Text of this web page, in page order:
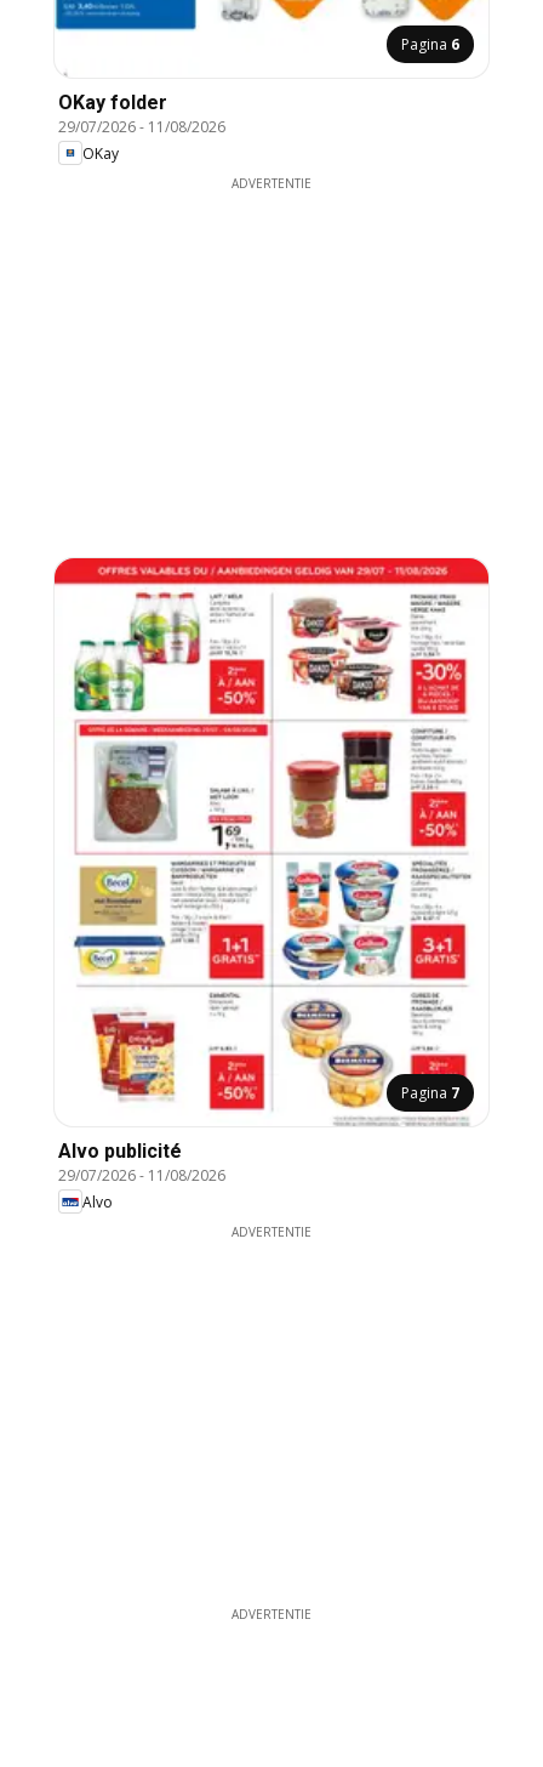
Pagina 6
OKay folder
29/07/2026- 11/08/2026
OKay
ADVERTENTIE
Pagina 7
Alvo publicité
29/07/2026- 11/08/2026
Alvo
ADVERTENTIE
ADVERTENTIE